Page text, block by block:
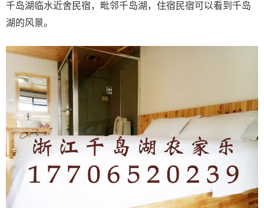
千岛湖临水近舍民宿，毗邻千岛湖，住宿民宿可以看到千岛
湖的风景。